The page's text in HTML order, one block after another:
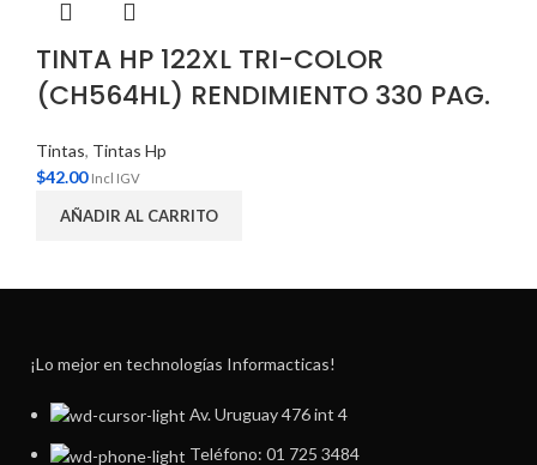
TINTA HP 122XL TRI-COLOR
(CH564HL) RENDIMIENTO 330 PAG.
Tintas, Tintas Hp
$42.00 Incl IGV
AÑADIR AL CARRITO
¡Lo mejor en technologías Informacticas!
Av. Uruguay 476 int 4
Teléfono: 01 725 3484